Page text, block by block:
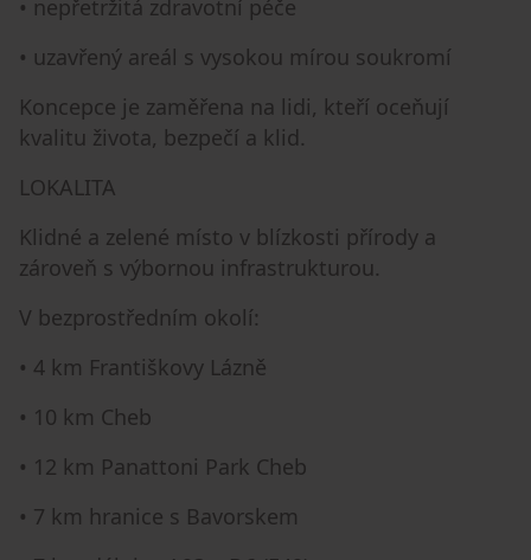
• nepřetržitá zdravotní péče
• uzavřený areál s vysokou mírou soukromí
Koncepce je zaměřena na lidi, kteří oceňují
kvalitu života, bezpečí a klid.
LOKALITA
Klidné a zelené místo v blízkosti přírody a
zároveň s výbornou infrastrukturou.
V bezprostředním okolí:
• 4 km Františkovy Lázně
• 10 km Cheb
• 12 km Panattoni Park Cheb
• 7 km hranice s Bavorskem